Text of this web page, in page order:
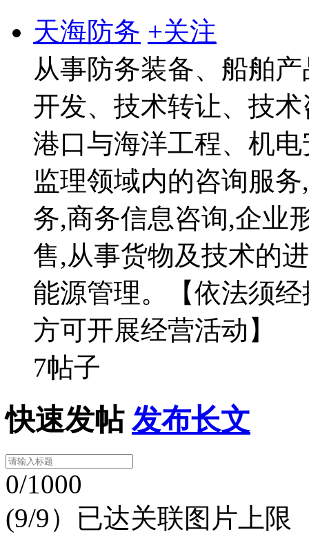
天海防务 +关注
从事防务装备、船舶
开发、技术转让、技
港口与海洋工程、机
监理领域内的咨询服
务,商务信息咨询,企业
售,从事货物及技术的
能源管理。【依法须
方可开展经营活动】
7帖子
快速发帖 发布长文
0/1000
(9/9）已达关联图片上限